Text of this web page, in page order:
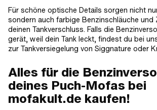
Für schöne optische Details sorgen nicht
sondern auch farbige Benzinschläuche und
deinen Tankverschluss. Falls die
gerät, weil dein Tank leckt, findest du bei
zur Tankversiegelung von Siggnature oder
Alles für die
deines Puch-Mofas bei
mofakult.de kaufen!